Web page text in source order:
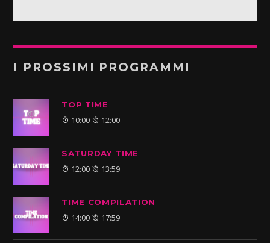
I PROSSIMI PROGRAMMI
TOP TIME
10:00 12:00
SATURDAY TIME
12:00 13:59
TIME COMPILATION
14:00 17:59